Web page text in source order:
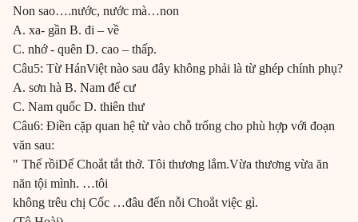
Non sao….nước, nước mà…non
A. xa- gần B. đi – về
C. nhớ - quên D. cao – thấp.
Câu5: Từ HánViệt nào sau đây không phải là từ ghép chính phụ?
A. sơn hà B. Nam đế cư
C. Nam quốc D. thiên thư
Câu6: Điền cặp quan hệ từ vào chỗ trống cho phù hợp với đoạn
văn sau:
" Thế rồiDế Choắt tắt thở. Tôi thương lắm.Vừa thương vừa ăn
năn tội mình. …tôi
không trêu chị Cốc …đâu đến nỗi Choắt việc gì.